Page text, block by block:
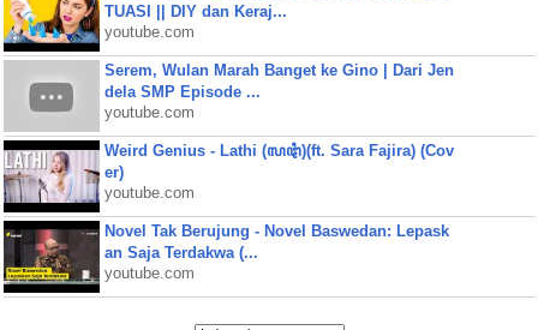
TUASI || DIY dan Keraj...
youtube.com
Serem, Wulan Marah Banget ke Gino | Dari Jen
dela SMP Episode ...
youtube.com
Weird Genius - Lathi (ꦭꦛꦶ)(ft. Sara Fajira) (Cov
er)
youtube.com
Novel Tak Berujung - Novel Baswedan: Lepask
an Saja Terdakwa (...
youtube.com